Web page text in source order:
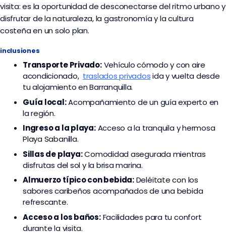
visita: es la oportunidad de desconectarse del ritmo urbano y
disfrutar de la naturaleza, la gastronomía y la cultura
costeña en un solo plan.
inclusiones
TransportePrivado: Vehículo cómodo y con aire
acondicionado, traslados privadosida y vuelta desde
tu alojamiento en Barranquilla.
Guía local:Acompañamiento de un guía experto en
la región.
Ingreso a la playa:Acceso a la tranquila y hermosa
Playa Sabanilla.
Sillas de playa:Comodidad asegurada mientras
disfrutas del sol y la brisa marina.
Almuerzo típico con bebida:Deléitate con los
sabores caribeños acompañados de una bebida
refrescante.
Acceso a los baños:Facilidades para tu confort
durante la visita.